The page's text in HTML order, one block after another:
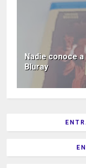
Nadie conoce
Bluray